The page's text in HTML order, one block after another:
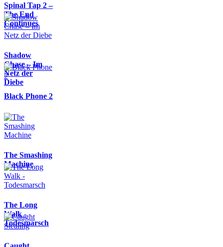
Spinal Tap 2 –
The End
Continues
Shadow
Chase – Im
Netz der
Diebe
Black Phone 2
The Smashing
Machine
The Long
Walk -
Todesmarsch